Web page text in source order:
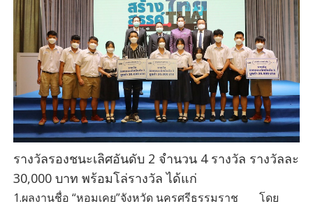
รางวัลรองชนะเลิศอันดับ 2 จำนวน 4 รางวัล รางวัลละ
30,000 บาท พร้อมโล่รางวัล ได้แก่
1.ผลงานชื่อ “หอมเคย”จังหวัด นครศรีธรรมราช
โดย